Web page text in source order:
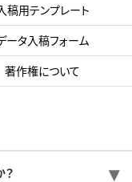
稿用テンプレート
ータ入稿フォーム
著作権について